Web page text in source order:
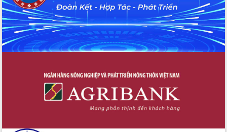
Đoàn đại biểu Quốc hội tỉnh Đắk Lắk
trao đổi thông tin trước Kỳ họp thứ
nhất, Quốc hội khóa XVI
Quyết liệt cải cách hành chính, khơi
thông nguồn lực phát triển
tỉnh thông qua hiện đại hóa hành chính
Xã Ea Phê gắn cải cách hành chính với
Phó Chủ tịch Thường trực UBND tỉnh
tâm Phục vụ hành chính công xã Ea